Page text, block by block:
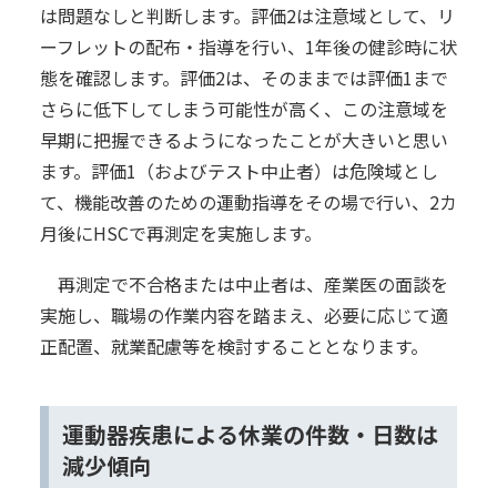
は問題なしと判断します。評価2は注意域として、リ
ーフレットの配布・指導を行い、1年後の健診時に状
態を確認します。評価2は、そのままでは評価1まで
さらに低下してしまう可能性が高く、この注意域を
早期に把握できるようになったことが大きいと思い
ます。評価1（およびテスト中止者）は危険域とし
て、機能改善のための運動指導をその場で行い、2カ
月後にHSCで再測定を実施します。
再測定で不合格または中止者は、産業医の面談を
実施し、職場の作業内容を踏まえ、必要に応じて適
正配置、就業配慮等を検討することとなります。
運動器疾患による休業の件数・日数は
減少傾向